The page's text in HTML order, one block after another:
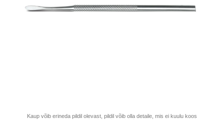
Kaup võib erineda pildil olevast, pildil võib olla detaile, mis ei kuulu koos